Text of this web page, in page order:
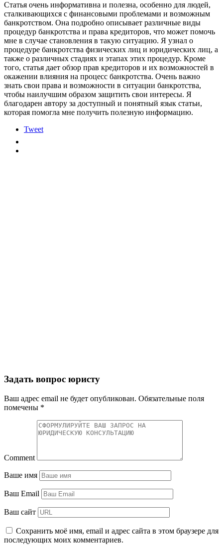
Статья очень информативна и полезна, особенно для людей,
сталкивающихся с финансовыми проблемами и возможным
банкротством. Она подробно описывает различные виды
процедур банкротства и права кредиторов, что может помочь
мне в случае становления в такую ситуацию. Я узнал о
процедуре банкротства физических лиц и юридических лиц, а
также о различных стадиях и этапах этих процедур. Кроме
того, статья дает обзор прав кредиторов и их возможностей в
окажении влияния на процесс банкротства. Очень важно
знать свои права и возможности в ситуации банкротства,
чтобы наилучшим образом защитить свои интересы. Я
благодарен автору за доступный и понятный язык статьи,
которая помогла мне получить полезную информацию.
Tweet
Задать вопрос юристу
Ваш адрес email не будет опубликован. Обязательные поля
помечены *
Comment
Ваше имя
Ваш Email
Ваш сайт
Сохранить моё имя, email и адрес сайта в этом браузере для
последующих моих комментариев.